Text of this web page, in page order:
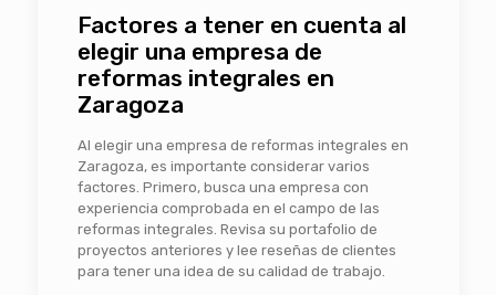
Factores a tener en cuenta al
elegir una empresa de
reformas integrales en
Zaragoza
Al elegir una empresa de reformas integrales en
Zaragoza, es importante considerar varios
factores. Primero, busca una empresa con
experiencia comprobada en el campo de las
reformas integrales. Revisa su portafolio de
proyectos anteriores y lee reseñas de clientes
para tener una idea de su calidad de trabajo.